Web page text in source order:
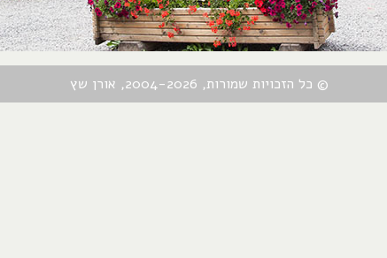
© כל הזכויות שמורות, 2004-2026, אורן שץ